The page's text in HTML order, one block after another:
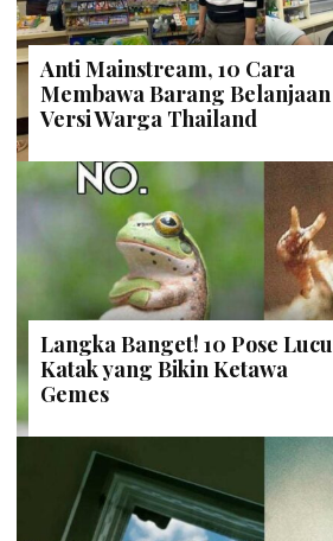
Anti Mainstream, 10 Cara
Membawa Barang Belanjaan
Versi Warga Thailand
Langka Banget! 10 Pose Lucu
Katak yang Bikin Ketawa
Gemes